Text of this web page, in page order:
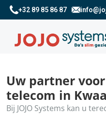
+32 89 85 86 87
Uw partner
telecom in
Bij JOJO Systems kan u